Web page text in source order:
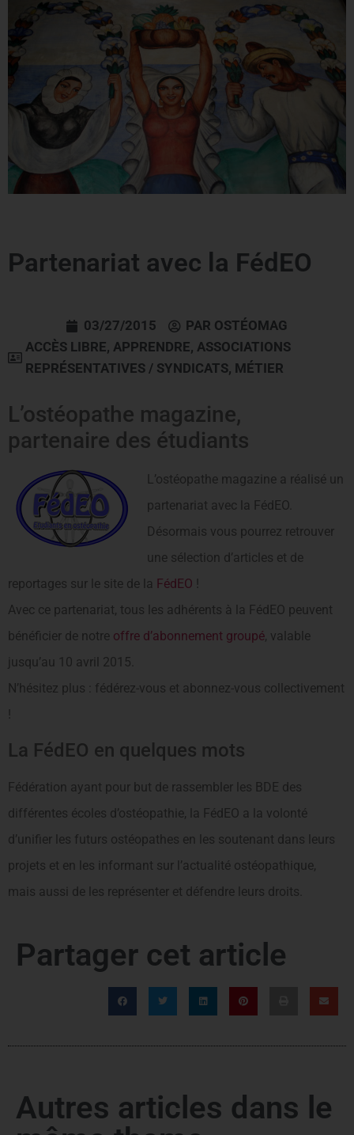
Partenariat avec la FédEO
03/27/2015 PAR OSTÉOMAG
ACCÈS LIBRE, APPRENDRE, ASSOCIATIONS
REPRÉSENTATIVES / SYNDICATS, MÉTIER
L’ostéopathe magazine,
partenaire des étudiants
L’ostéopathe magazine a réalisé un
partenariat avec la FédEO.
Désormais vous pourrez retrouver
une sélection d’articles et de
reportages sur le site de la FédEO
Avec ce partenariat, tous les adhérents à la FédEO peuvent
bénéficier de notre offre d’abonnement groupé, valable
jusqu’au 10 avril 2015.
N’hésitez plus : fédérez-vous et abonnez-vous collectivement
La FédEO en quelques mots
Fédération ayant pour but de rassembler les BDE des
différentes écoles d’ostéopathie, la FédEO a la volonté
d’unifier les futurs ostéopathes en les soutenant dans leurs
projets et en les informant sur l’actualité ostéopathique,
mais aussi de les représenter et défendre leurs droits.
Partager cet article
Autres articles dans le